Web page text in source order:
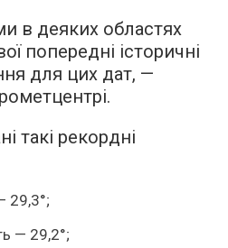
в деяких областях
попередні історичні
для цих дат, —
такі рекордні
29,3°;
— 29,2°;